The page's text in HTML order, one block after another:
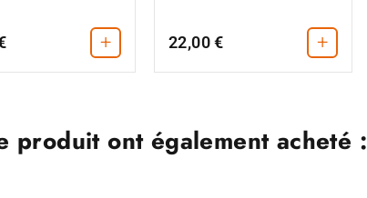
+ 22,00 € +
produit ont également acheté :